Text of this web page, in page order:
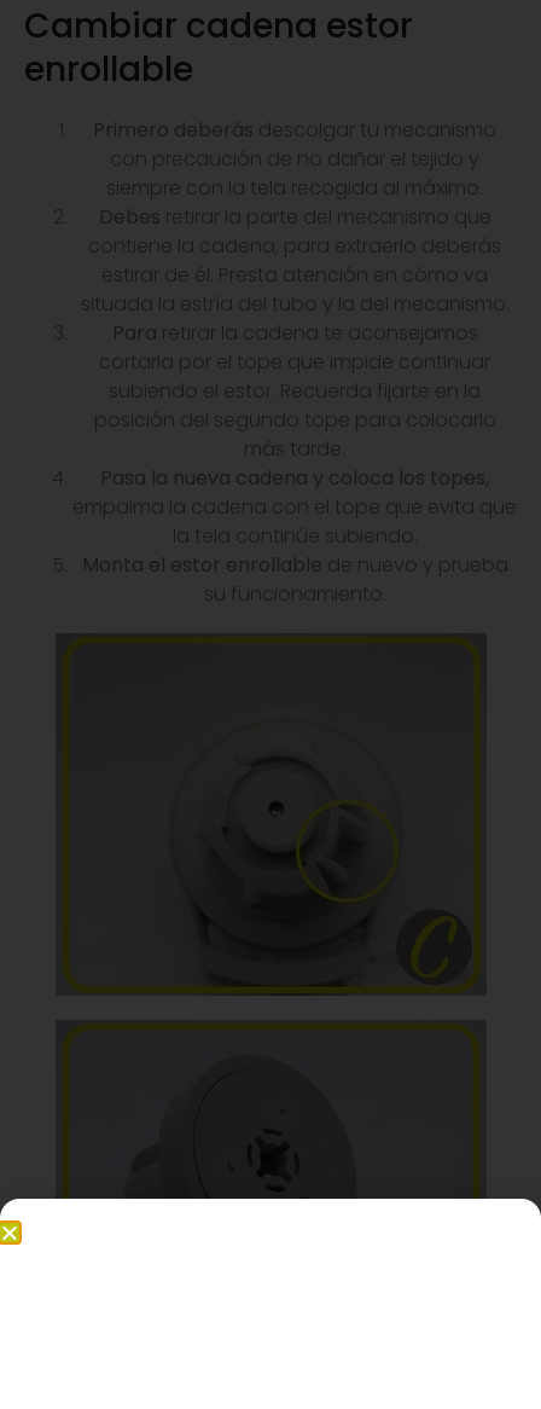
Cambiar cadena estor
enrollable
Primero deberás descolgar tu mecanismo
con precaución de no dañar el tejido y
siempre con la tela recogida al máximo.
Debes retirar la parte del mecanismo que
contiene la cadena, para extraerlo deberás
estirar de él. Presta atención en cómo va
situada la estría del tubo y la del mecanismo.
Para retirar la cadena te aconsejamos
cortarla por el tope que impide continuar
subiendo el estor. Recuerda fijarte en la
posición del segundo tope para colocarlo
más tarde.
Pasa la nueva cadena y coloca los topes,
empalma la cadena con el tope que evita que
la tela continúe subiendo.
Monta el estor enrollable de nuevo y prueba
su funcionamiento.